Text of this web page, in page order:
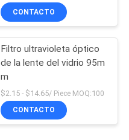
CONTACTO
Filtro ultravioleta óptico
de la lente del vidrio 95m
m
$2.15 - $14.65/ Piece MOQ:100
CONTACTO